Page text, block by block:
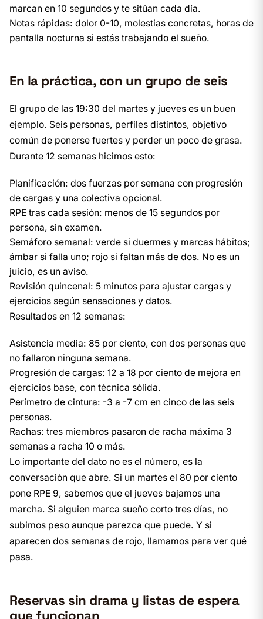
marcan en 10 segundos y te sitúan cada día.
Notas rápidas: dolor 0-10, molestias concretas, horas de
pantalla nocturna si estás trabajando el sueño.
En la práctica, con un grupo de seis
El grupo de las 19:30 del martes y jueves es un buen
ejemplo. Seis personas, perfiles distintos, objetivo
común de ponerse fuertes y perder un poco de grasa.
Durante 12 semanas hicimos esto:
Planificación: dos fuerzas por semana con progresión
de cargas y una colectiva opcional.
RPE tras cada sesión: menos de 15 segundos por
persona, sin examen.
Semáforo semanal: verde si duermes y marcas hábitos;
ámbar si falla uno; rojo si faltan más de dos. No es un
juicio, es un aviso.
Revisión quincenal: 5 minutos para ajustar cargas y
ejercicios según sensaciones y datos.
Resultados en 12 semanas:
Asistencia media: 85 por ciento, con dos personas que
no fallaron ninguna semana.
Progresión de cargas: 12 a 18 por ciento de mejora en
ejercicios base, con técnica sólida.
Perímetro de cintura: -3 a -7 cm en cinco de las seis
personas.
Rachas: tres miembros pasaron de racha máxima 3
semanas a racha 10 o más.
Lo importante del dato no es el número, es la
conversación que abre. Si un martes el 80 por ciento
pone RPE 9, sabemos que el jueves bajamos una
marcha. Si alguien marca sueño corto tres días, no
subimos peso aunque parezca que puede. Y si
aparecen dos semanas de rojo, llamamos para ver qué
pasa.
Reservas sin drama y listas de espera